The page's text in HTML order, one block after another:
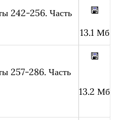
242-256. Часть
13.1 Мб
257-286. Часть
13.2 Мб